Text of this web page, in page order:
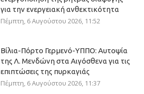
για την ενεργειακή ανθεκτικότητα
Πέμπτη, 6 Αυγούστου 2026, 11:52
Βίλια-Πόρτο Γερμενό-ΥΠΠΟ: Αυτοψία
της Λ. Μενδώνη στα Αιγόσθενα για τις
επιπτώσεις της πυρκαγιάς
Πέμπτη, 6 Αυγούστου 2026, 11:37